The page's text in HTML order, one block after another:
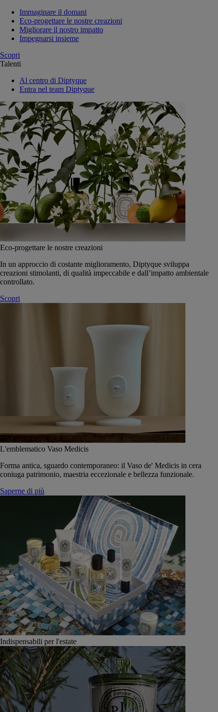
Immaginare il domani
Eco-progettare le nostre creazioni
Migliorare il nostro impatto
Impegnarsi insieme
Scopri
Talenti
Al centro di Diptyque
Entra nel team Diptyque
Eco-progettare le nostre creazioni
In un approccio di costante miglioramento, Diptyque sviluppa
creazioni stimolanti, di qualità impeccabile e dall’impatto ambientale
controllato.
Scopri
L'emblematico Vaso Medicis
Forma antica, sguardo contemporaneo: il Vaso de' Medicis in cera
coniuga patrimonio, maestria eccezionale e bellezza funzionale.
Saperne di più
Indispensabili per l'estate